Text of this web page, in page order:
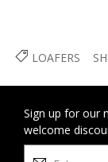
LOAFERS
Sign up for our
welcome